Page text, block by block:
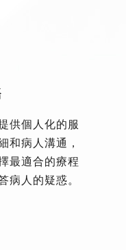
供個人化的服
和病人溝通，
最適合的療程
病人的疑惑。